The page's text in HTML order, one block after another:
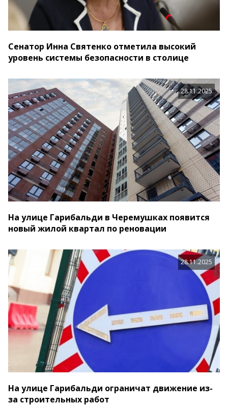
Сенатор Инна Святенко отметила высокий
уровень системы безопасности в столице
28.11.2025
На улице Гарибальди в Черемушках появится
новый жилой квартал по реновации
28.11.2025
На улице Гарибальди ограничат движение из-
за строительных работ